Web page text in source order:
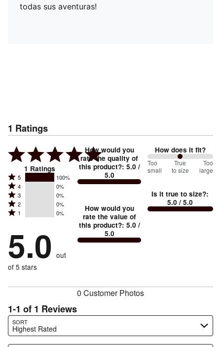
todas sus aventuras!
1 Ratings
1 Ratings
Rated
5
stars
by
of
reviewers
5 100%
Rated
4
stars
by
of
reviewers
4 0%
Rated
3
stars
0%
of
reviewers
3 0%
Rated
2
by
0%
of
reviewers
2 0%
Rated
stars
by
0%
of
1 0%
5.0 out
of 5 stars
How would you
rate the quality of
this product?: 5.0 /
5.0
How would you
rate the value of
this product?: 5.0 /
5.0
How does it fit?
100
between
small
and
Too
small
True
to size
Too
large
Is it true to size?:
5.0 / 5.0
0 Customer Photos
1-1 of 1 Reviews
SORT
Highest Rated
Search reviews…